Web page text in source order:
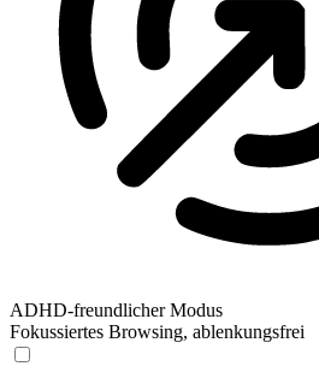
ADHD-freundlicher Modus
Fokussiertes Browsing, ablenkungsfrei